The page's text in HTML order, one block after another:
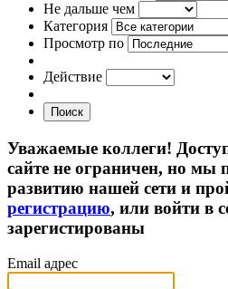
Не дальше чем
Категория
Просмотр по
Действие
Поиск
Уважаемые коллеги!
сайте не ограничен, но мы
развитию нашей сети и
регистрацию, или войти в
зарегистированы
Email адрес